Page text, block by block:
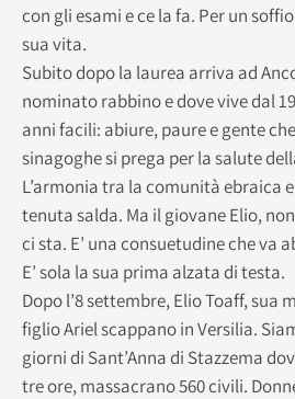
con gli esami e ce la fa. Per un
sua vita.
Subito dopo la laurea arriva ad
nominato rabbino e dove vive dal
anni facili: abiure, paure e gente
sinagoghe si prega per la salute
L’armonia tra la comunità ebraica
tenuta salda. Ma il giovane Elio,
ci sta. E’ una consuetudine che va
E’ sola la sua prima alzata di testa.
Dopo l’8 settembre, Elio Toaff, sua
figlio Ariel scappano in Versilia.
giorni di Sant’Anna di Stazzema
tre ore, massacrano 560 civili.